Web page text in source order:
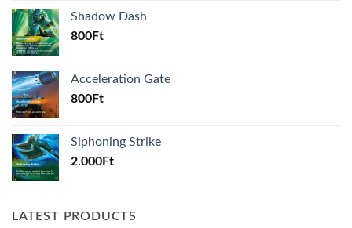
Shadow Dash
800Ft
Acceleration Gate
800Ft
Siphoning Strike
2.000Ft
LATEST PRODUCTS